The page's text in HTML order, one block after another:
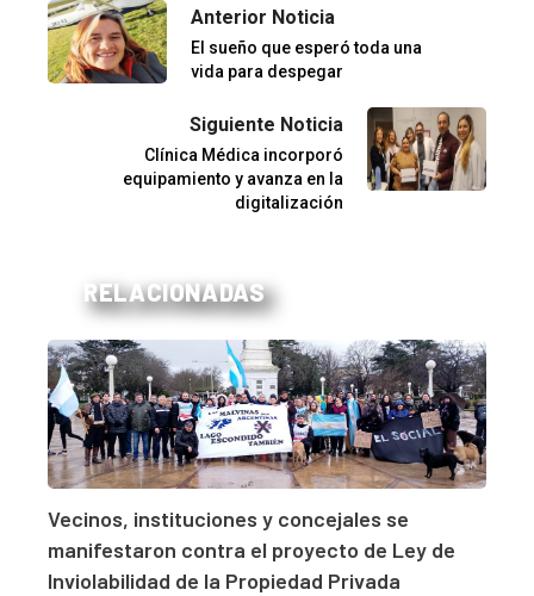
Anterior Noticia
El sueño que esperó toda una
vida para despegar
Siguiente Noticia
Clínica Médica incorporó
equipamiento y avanza en la
digitalización
RELACIONADAS
Vecinos, instituciones y concejales se
manifestaron contra el proyecto de Ley de
Inviolabilidad de la Propiedad Privada